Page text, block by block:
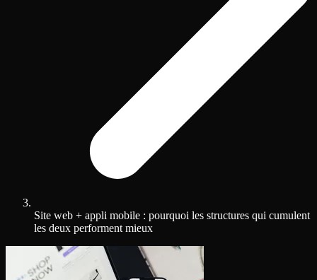
Site web + appli mobile : pourquoi les structures qui cumulent
les deux performent mieux